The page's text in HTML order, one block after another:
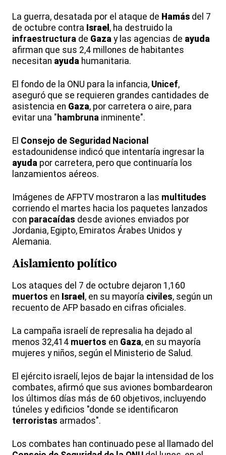
La guerra, desatada por el ataque de Hamás del 7
de octubre contra Israel , ha destruido la
infraestructura de Gaza y las agencias de ayuda
afirman que sus 2,4 millones de habitantes
necesitan ayuda humanitaria.
El fondo de la ONU para la infancia, Unicef,
aseguró que se requieren grandes cantidades de
asistencia en Gaza, por carretera o aire, para
evitar una " hambruna inminente".
El Consejo de Seguridad Nacional
estadounidense indicó que intentaría ingresar la
ayuda por carretera, pero que continuaría los
lanzamientos aéreos.
Imágenes de AFPTV mostraron a las multitudes
corriendo el martes hacia los paquetes lanzados
con paracaídas desde aviones enviados por
Jordania, Egipto, Emiratos Árabes Unidos y
Alemania.
Aislamiento político
Los ataques del 7 de octubre dejaron 1,160
muertos en Israel , en su mayoría civiles, según un
recuento de AFP basado en cifras oficiales.
La campaña israelí de represalia ha dejado al
menos 32,414 muertos en Gaza, en su mayoría
mujeres y niños, según el Ministerio de Salud.
El ejército israelí, lejos de bajar la intensidad de los
combates, afirmó que sus aviones bombardearon
los últimos días más de 60 objetivos, incluyendo
túneles y edificios "donde se identificaron
terroristas armados".
Los combates han continuado pese al llamado del